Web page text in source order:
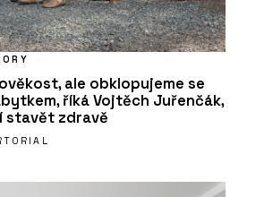
ale obklopujeme se
říká Vojtěch Juřenčák,
stavět zdravě